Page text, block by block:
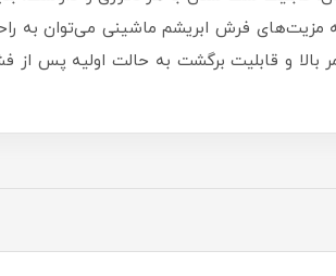
فرش ابریشم ماشینی می‌توان به
و قابلیت برگشت به حالت اولیه پس از